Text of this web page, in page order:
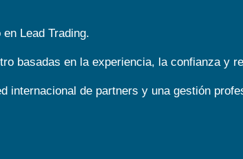
Lead Trading.
basadas en la experiencia, la confianza y
internacional de partners y una gestión